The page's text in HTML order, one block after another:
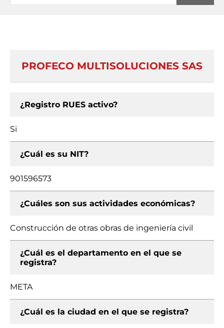
PROFECO MULTISOLUCIONES SAS
¿Registro RUES activo?
Si
¿Cuál es su NIT?
901596573
¿Cuáles son sus actividades económicas?
Construcción de otras obras de ingeniería civil
¿Cuál es el departamento en el que se
registra?
META
¿Cuál es la ciudad en el que se registra?